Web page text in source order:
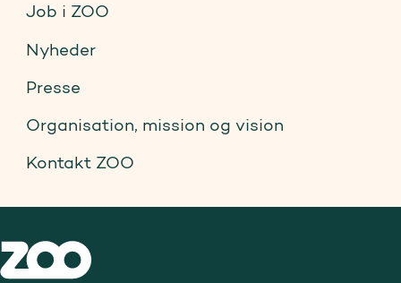
Job i ZOO
Nyheder
Presse
Organisation, mission og vision
Kontakt ZOO